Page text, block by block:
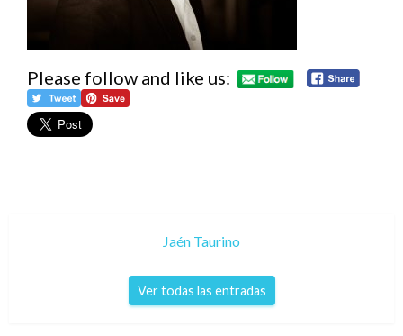
Please follow and like us:
Jaén Taurino
Ver todas las entradas